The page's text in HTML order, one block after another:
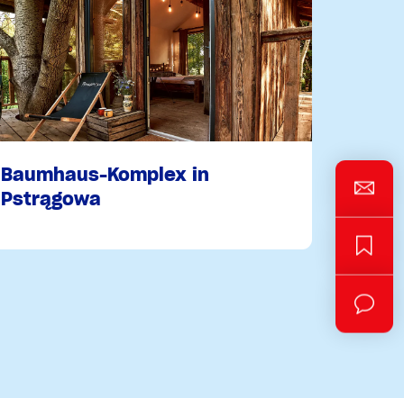
Baumhaus-Komplex in
Pstrągowa